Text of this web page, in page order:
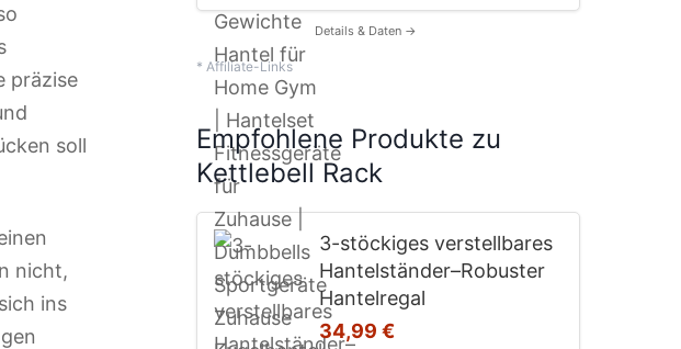
präzise
soll
nicht,
ins
Details & Daten →
* Affiliate-Links
Empfohlene Produkte zu
Kettlebell Rack
3-stöckiges verstellbares
Hantelständer–Robuster
Hantelregal
34,99 €